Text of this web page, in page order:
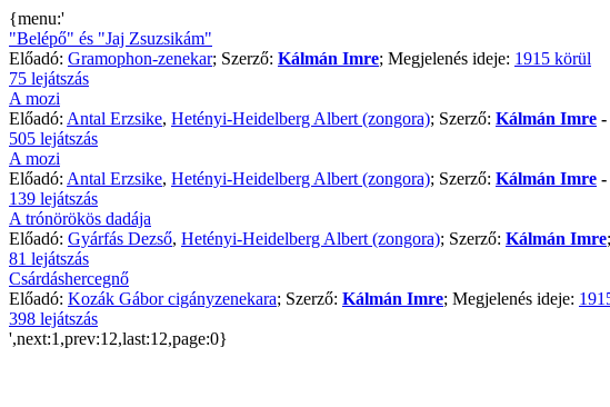
{menu:'
"Belépő" és "Jaj Zsuzsikám"
Előadó: Gramophon-zenekar; Szerző: Kálmán Imre; Megjelenés ideje: 1915 körül
75 lejátszás
A mozi
Előadó: Antal Erzsike, Hetényi-Heidelberg Albert (zongora); Szerző: Kálmán Imre -
505 lejátszás
A mozi
Előadó: Antal Erzsike, Hetényi-Heidelberg Albert (zongora); Szerző: Kálmán Imre -
139 lejátszás
A trónörökös dadája
Előadó: Gyárfás Dezső, Hetényi-Heidelberg Albert (zongora); Szerző: Kálmán Imre
81 lejátszás
Csárdáshercegnő
Előadó: Kozák Gábor cigányzenekara; Szerző: Kálmán Imre; Megjelenés ideje:
398 lejátszás
',next:1,prev:12,last:12,page:0}